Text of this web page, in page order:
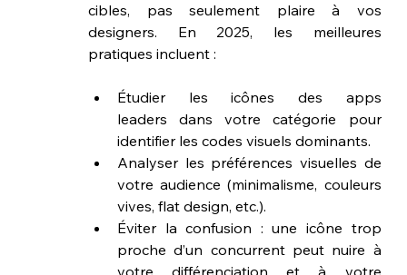
cibles, pas seulement plaire à vos
designers. En 2025, les meilleures
pratiques incluent :
Étudier les icônes des apps
leaders dans votre catégorie pour
identifier les codes visuels dominants.
Analyser les préférences visuelles de
votre audience (minimalisme, couleurs
vives, flat design, etc.).
Éviter la confusion : une icône trop
proche d’un concurrent peut nuire à